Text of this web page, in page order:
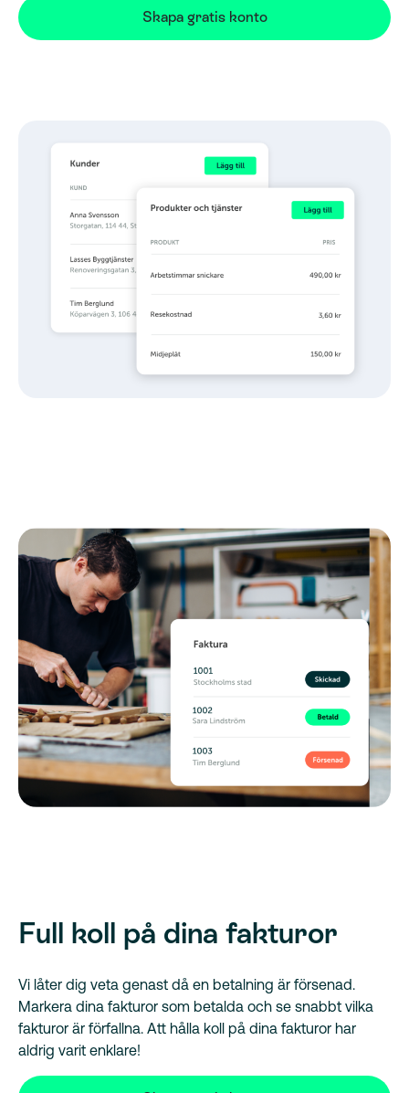
Skapa gratis konto
Full koll på dina fakturor
Vi låter dig veta genast då en betalning är försenad.
Markera dina fakturor som betalda och se snabbt vilka
fakturor är förfallna. Att hålla koll på dina fakturor har
aldrig varit enklare!